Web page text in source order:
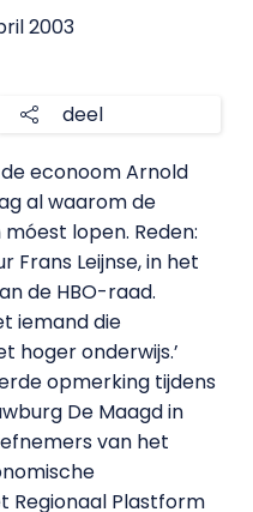
2003
deel
econoom Arnold
al waarom de
lopen. Reden:
Frans Leijnse, in het
de HBO-raad.
iemand die
hoger onderwijs.’
opmerking tijdens
De Maagd in
van het
Regionaal Plastform